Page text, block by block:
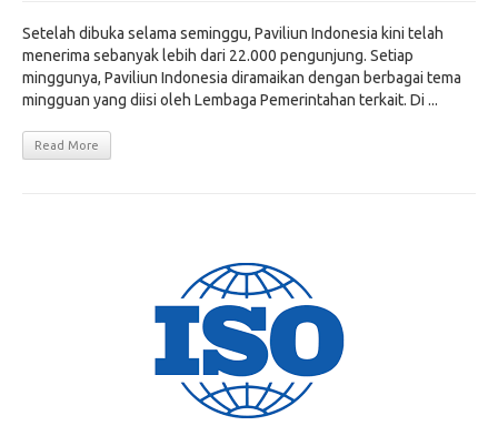
Setelah dibuka selama seminggu, Paviliun Indonesia kini telah
menerima sebanyak lebih dari 22.000 pengunjung. Setiap
minggunya, Paviliun Indonesia diramaikan dengan berbagai tema
mingguan yang diisi oleh Lembaga Pemerintahan terkait. Di ...
Read More